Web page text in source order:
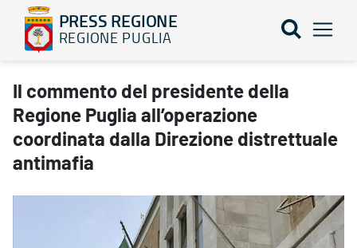
PRESS REGIONE
REGIONE PUGLIA
Il commento del presidente della Regione Puglia all’operazione
Il commento del presidente della
Regione Puglia all’operazione
coordinata dalla Direzione distrettuale
antimafia